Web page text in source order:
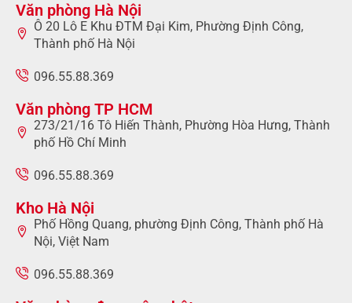
Văn phòng Hà Nội
Ô 20 Lô E Khu ĐTM Đại Kim, Phường Định Công,
Thành phố Hà Nội
096.55.88.369
Văn phòng TP HCM
273/21/16 Tô Hiến Thành, Phường Hòa Hưng, Thành
phố Hồ Chí Minh
096.55.88.369
Kho Hà Nội
Phố Hồng Quang, phường Định Công, Thành phố Hà
Nội, Việt Nam
096.55.88.369